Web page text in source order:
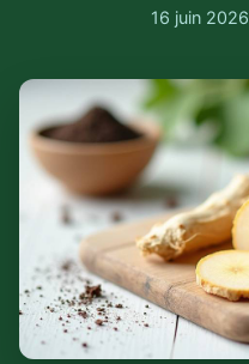
16 juin 2026